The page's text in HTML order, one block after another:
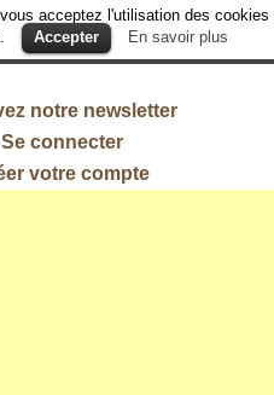
acceptez l'utilisation des cookies
Accepter En savoir plus
notre newsletter
Se connecter
votre compte